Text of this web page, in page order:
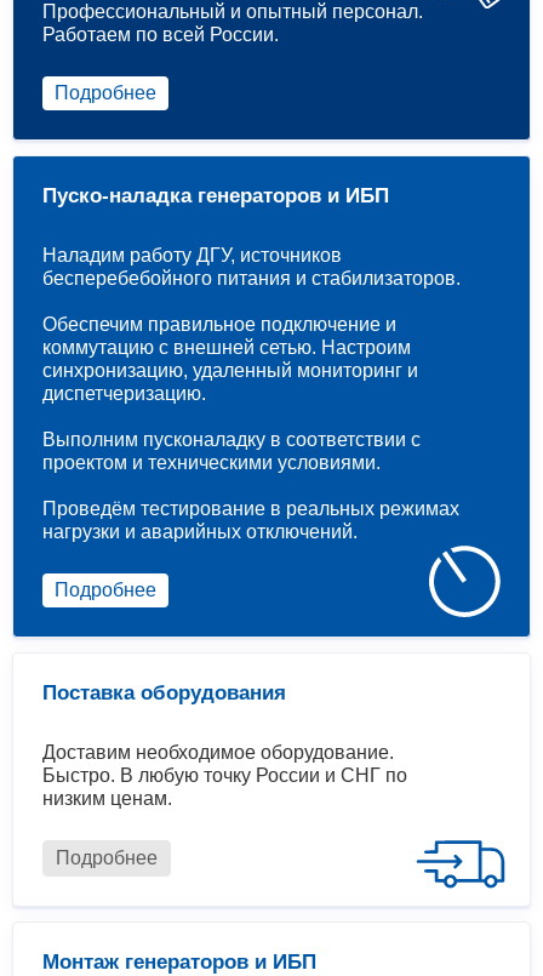
Профессиональный и опытный персонал.
Работаем по всей России.
Подробнее
Поставка оборудования
Доставим необходимое оборудование.
Быстро. В любую точку России и СНГ по
низким ценам.
Подробнее
Монтаж генераторов и ИБП
Пуско-наладка генераторов и ИБП
Наладим работу ДГУ, источников
бесперебебойного питания и стабилизаторов.
Обеспечим правильное подключение и
коммутацию с внешней сетью. Настроим
синхронизацию, удаленный мониторинг и
диспетчеризацию.
Выполним пусконаладку в соответствии с
проектом и техническими условиями.
Проведём тестирование в реальных режимах
нагрузки и аварийных отключений.
Подробнее